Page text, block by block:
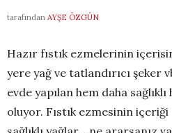
tarafından AYŞE ÖZGÜN
Hazır fıstık ezmelerinin
yere yağ ve tatlandırıcı şeker
evde yapılan hem daha
oluyor. Fıstık ezmesinin